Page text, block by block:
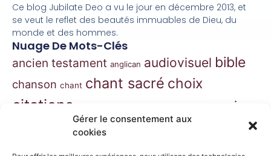
Gérer le consentement aux
cookies
Ce blog Jubilate Deo a vu le jour en décembre 2013, et
se veut le reflet des beautés immuables de Dieu, du
monde et des hommes.
Nuage De Mots-Clés
ancien testament anglican audiovisuel bible
chanson chant chant sacré choix
citations essai
gospel grégorien
jésus liturgie liturgie orthodoxe marie